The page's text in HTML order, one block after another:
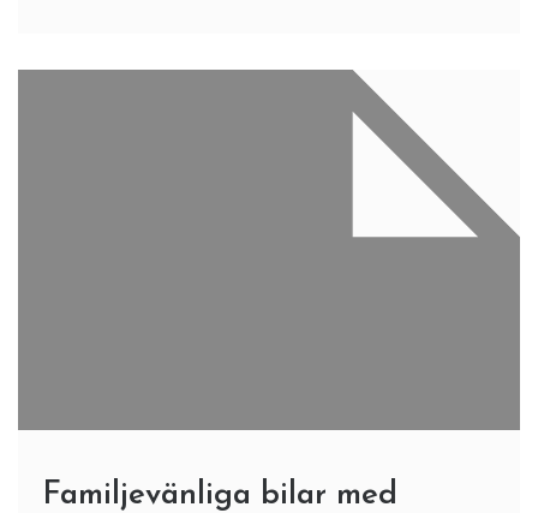
Familjevänliga bilar med